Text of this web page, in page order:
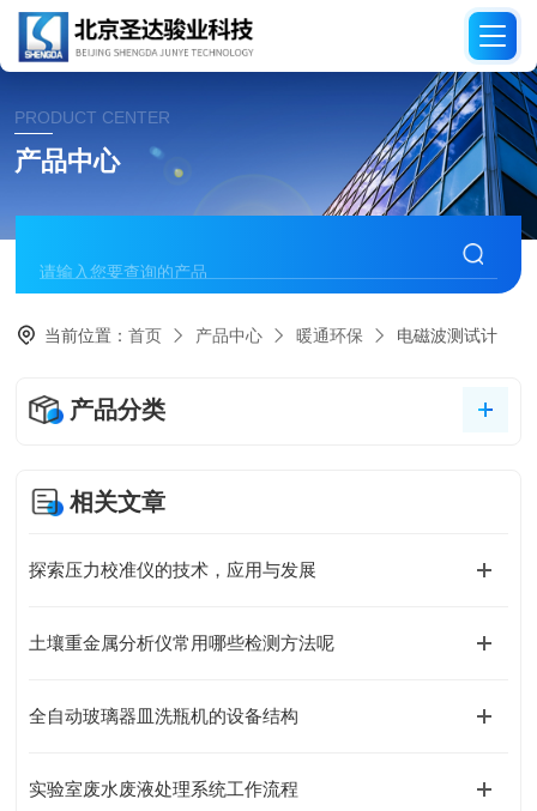
PRODUCT CENTER
产品中心
当前位置：首页 产品中心 暖通环保 电磁波测试计
产品分类
相关文章
探索压力校准仪的技术，应用与发展
土壤重金属分析仪常用哪些检测方法呢
全自动玻璃器皿洗瓶机的设备结构
实验室废水废液处理系统工作流程